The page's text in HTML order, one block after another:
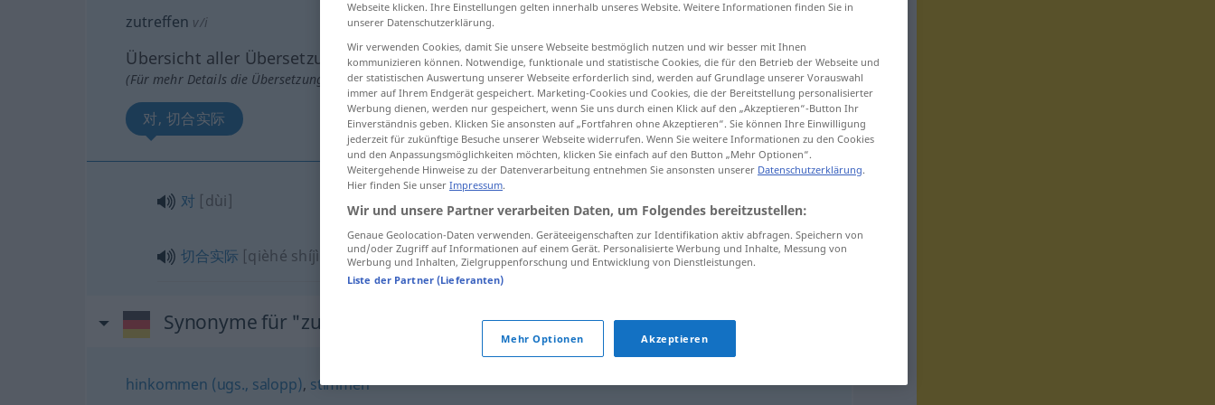
zutreffen v/i
Übersicht aller Übersetzungen
(Für mehr Details die Übersetzung anklicken/antippen)
对, 切合实际
对 [dùi] zutreffen stimmen
切合实际 [qièhé shíjì] zutreffengelten
Synonyme für "zutreffen"
hinkommen (ugs., salopp), stimmen
Webseite klicken. Ihre Einstellungen gelten innerhalb unseres Website. Weitere Informationen finden Sie in
unserer Datenschutzerklärung.
Wir verwenden Cookies, damit Sie unsere Webseite bestmöglich nutzen und wir besser mit Ihnen
kommunizieren können. Notwendige, funktionale und statistische Cookies, die für den Betrieb der Webseite und
der statistischen Auswertung unserer Webseite erforderlich sind, werden auf Grundlage unserer Vorauswahl
immer auf Ihrem Endgerät gespeichert. Marketing-Cookies und Cookies, die der Bereitstellung personalisierter
Werbung dienen, werden nur gespeichert, wenn Sie uns durch einen Klick auf den „Akzeptieren“-Button Ihr
Einverständnis geben. Klicken Sie ansonsten auf „Fortfahren ohne Akzeptieren“. Sie können Ihre Einwilligung
jederzeit für zukünftige Besuche unserer Webseite widerrufen. Wenn Sie weitere Informationen zu den Cookies
und den Anpassungsmöglichkeiten möchten, klicken Sie einfach auf den Button „Mehr Optionen“.
Weitergehende Hinweise zu der Datenverarbeitung entnehmen Sie ansonsten unserer Datenschutzerklärung.
Hier finden Sie unser Impressum.
Wir und unsere Partner verarbeiten Daten, um Folgendes bereitzustellen:
Genaue Geolocation-Daten verwenden. Geräteeigenschaften zur Identifikation aktiv abfragen. Speichern von
und/oder Zugriff auf Informationen auf einem Gerät. Personalisierte Werbung und Inhalte, Messung von
Werbung und Inhalten, Zielgruppenforschung und Entwicklung von Dienstleistungen.
Liste der Partner (Lieferanten)
Mehr Optionen Akzeptieren